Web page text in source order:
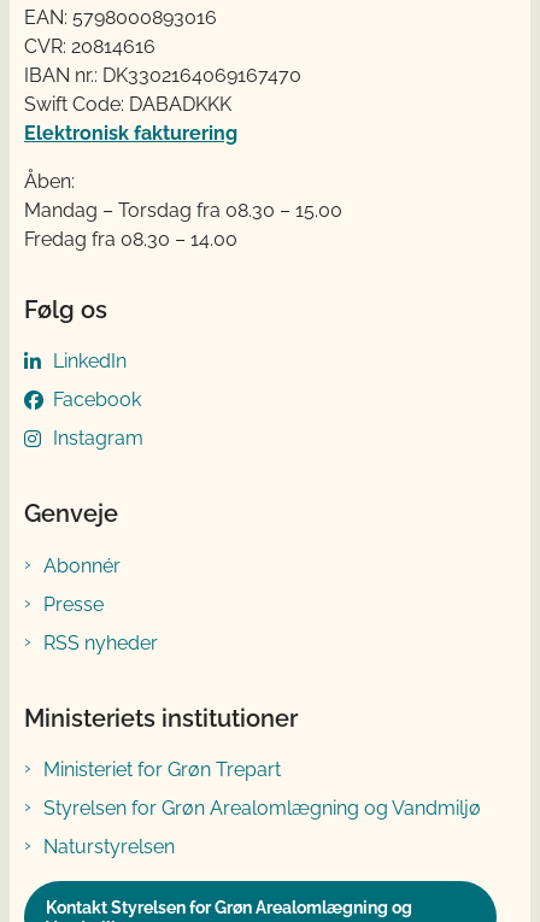
EAN: 5798000893016
CVR: 20814616
IBAN nr.: DK3302164069167470
Swift Code: DABADKKK
Elektronisk fakturering
Åben:
Mandag – Torsdag fra 08.30 – 15.00
Fredag fra 08.30 – 14.00
Følg os
LinkedIn
Facebook
Instagram
Genveje
Abonnér
Presse
RSS nyheder
Ministeriets institutioner
Ministeriet for Grøn Trepart
Styrelsen for Grøn Arealomlægning og Vandmiljø
Naturstyrelsen
Kontakt Styrelsen for Grøn Arealomlægning og